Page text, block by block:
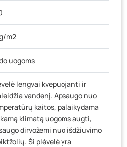
m2
uogoms
lengvai kvepuojanti ir
vandenį. Apsaugo nuo
kaitos, palaikydama
klimatą uogoms augti,
dirvožemi nuo išdžiuvimo
Ši plėvelė yra